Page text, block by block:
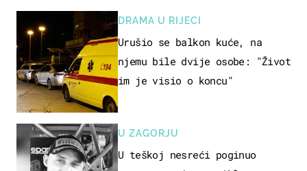
DRAMA U RIJECI
Urušio se balkon kuće, na
njemu bile dvije osobe: "Život
im je visio o koncu"
U ZAGORJU
U teškoj nesreći poginuo